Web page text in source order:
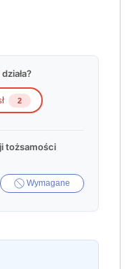
2
tożsamości
Wymagane